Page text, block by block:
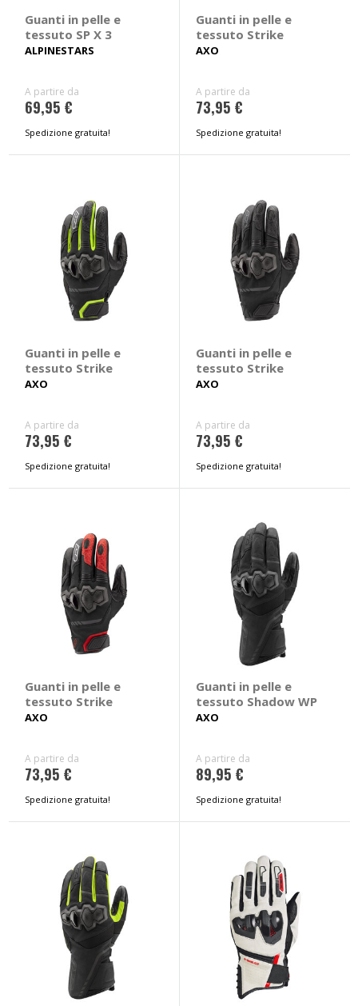
Guanti in pelle e
tessuto SP X 3
ALPINESTARS
A partire da
69,95 €
Spedizione gratuita!
Guanti in pelle e
tessuto Strike
AXO
A partire da
73,95 €
Spedizione gratuita!
Guanti in pelle e
tessuto Strike
AXO
A partire da
73,95 €
Spedizione gratuita!
Guanti in pelle e
tessuto Strike
AXO
A partire da
73,95 €
Spedizione gratuita!
Guanti in pelle e
tessuto Strike
AXO
A partire da
73,95 €
Spedizione gratuita!
Guanti in pelle e
tessuto Shadow WP
AXO
A partire da
89,95 €
Spedizione gratuita!